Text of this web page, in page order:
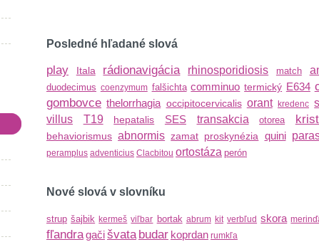
Posledné hľadané slová
play Itala rádionavigácia rhinosporidiosis match
duodecimus coenzymum falšichta comminuo termický E634
gombovce thelorrhagia occipitocervicalis orant kredenc
villus T19 hepatalis SES transakcia otorea
behaviorismus abnormis zamat proskynézia quini
peramplus adventicius Clacbitou ortostáza perón
Nové slová v slovníku
strup šajbik kermeš viľbar bortak abrum kit verbľud skora
fľandragačišvata budar koprdan rumkľa